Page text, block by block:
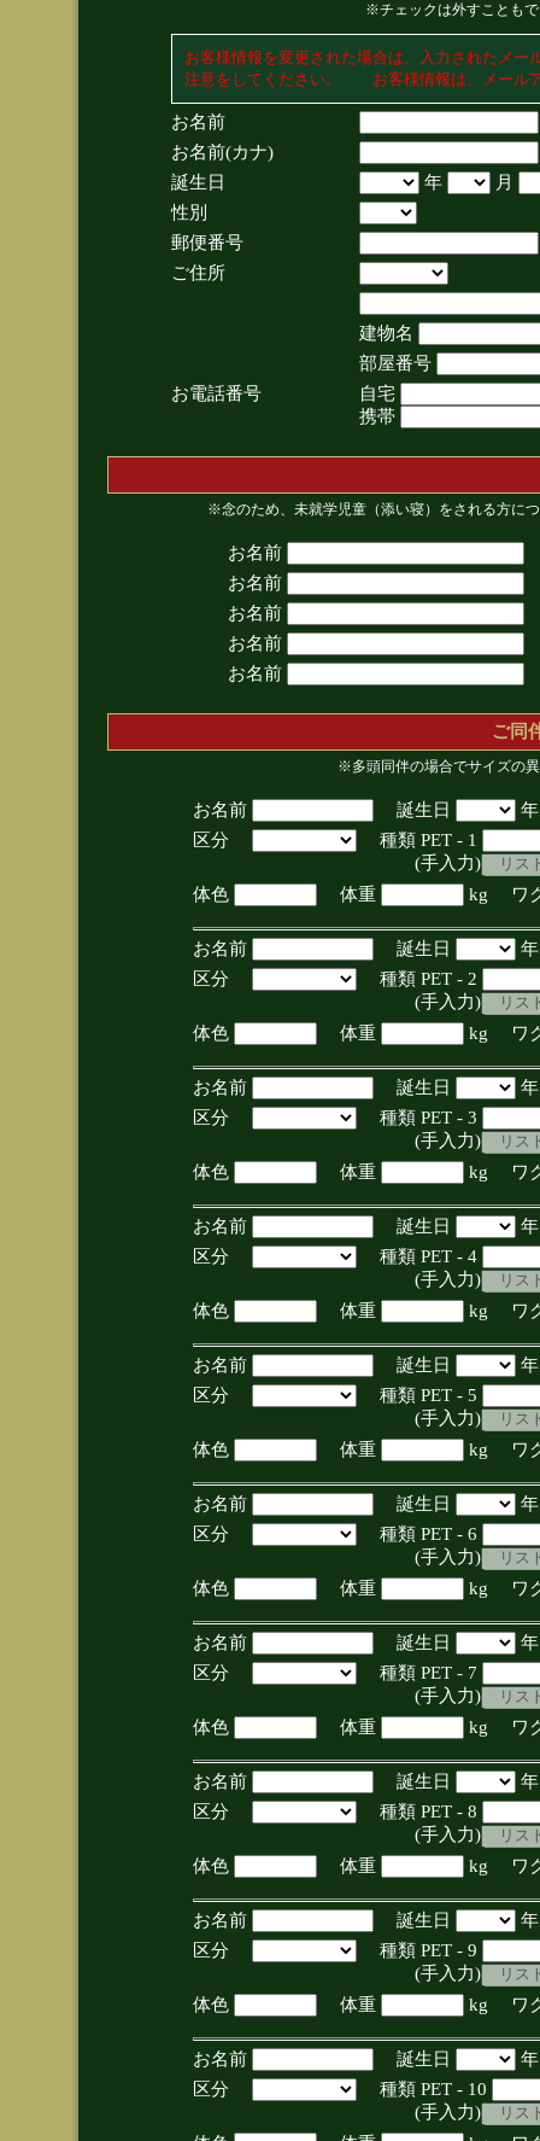
※チェックは外すことも
お客様情報を変更された場合は、入力されたメ
注意をしてください。 お客様情報は、メール
お名前
お名前(カナ)
誕生日
年
月
性別
郵便番号
ご住所
建物名
部屋番号
お電話番号
自宅
携帯
※念のため、未就学児童（添い寝）をされる方に
お名前
お名前
お名前
お名前
お名前
ご同
※多頭同伴の場合でサイズの
お名前 誕生日
区分
種類 PET - 1
(手入力)
体色
体重 kg ワ
お名前 誕生日
区分
種類 PET - 2
(手入力)
体色
体重 kg ワ
お名前 誕生日
区分
種類 PET - 3
(手入力)
体色
体重 kg ワ
お名前 誕生日
区分
種類 PET - 4
(手入力)
体色
体重 kg ワ
お名前 誕生日
区分
種類 PET - 5
(手入力)
体色
体重 kg ワ
お名前 誕生日
区分
種類 PET - 6
(手入力)
体色
体重 kg ワ
お名前 誕生日
区分
種類 PET - 7
(手入力)
体色
体重 kg ワ
お名前 誕生日
区分
種類 PET - 8
(手入力)
体色
体重 kg ワ
お名前 誕生日
区分
種類 PET - 9
(手入力)
体色
体重 kg ワ
お名前 誕生日
区分
種類 PET - 10
(手入力)